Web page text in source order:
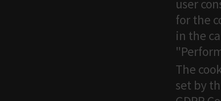
user
for the
in the
The
set by